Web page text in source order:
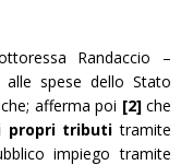
Randaccio –
spese dello Stato
afferma poi [2]che
propri tributitramite
impiego tramite